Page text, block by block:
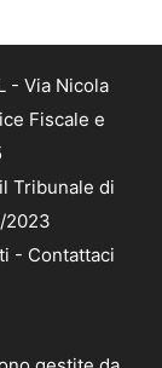
- Via Nicola
Fiscale e
Tribunale di
2023
- Contattaci